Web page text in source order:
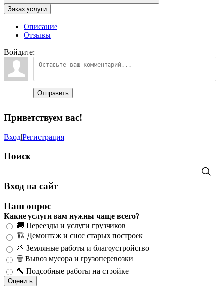
Заказ услуги
Описание
Отзывы
Войдите:
Отправить
Приветствуем вас!
Вход|Регистрация
Поиск
Вход на сайт
Наш опрос
Какие услуги вам нужны чаще всего?
🚚 Переезды и услуги грузчиков
🏗️ Демонтаж и снос старых построек
🌱 Земляные работы и благоустройство
🗑️ Вывоз мусора и грузоперевозки
🔨 Подсобные работы на стройке